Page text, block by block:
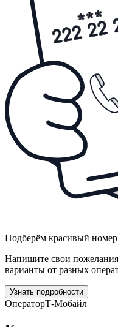
Подберём красивый
Напишите свои
варианты от разных
Узнать подробности
ОператорТ-Мобайл